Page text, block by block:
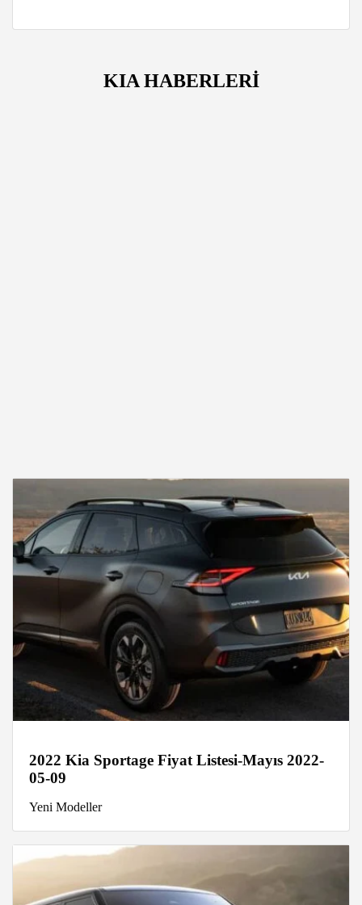
KIA HABERLERİ
2022 Kia Sportage Fiyat Listesi-Mayıs 2022-
05-09
Yeni Modeller